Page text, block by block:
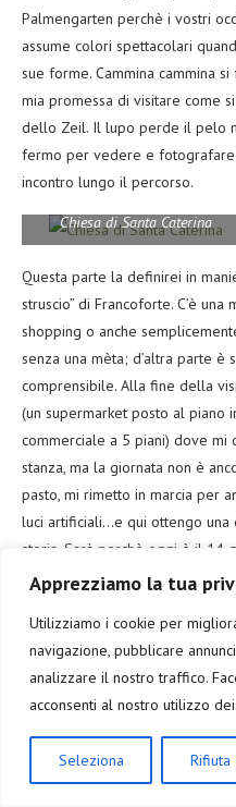
Apprezziamo la tua
Utilizziamo i cookie per
navigazione, pubblicare
analizzare il nostro traffico.
acconsenti al nostro utilizzo
Seleziona Rifiuta
Palmengarten perchè i vostri
assume colori spettacolari
sue forme. Cammina cammina
mia promessa di visitare come
dello Zeil. Il lupo perde il pelo
fermo per vedere e fotografare
incontro lungo il percorso.
Chiesa di Santa Caterina
Questa parte la definirei in
struscio” di Francoforte. C’è
shopping o anche
senza una mèta; d’altra parte
comprensibile. Alla fine della
(un supermarket posto al piano
commerciale a 5 piani) dove mi
stanza, ma la giornata non è
pasto, mi rimetto in marcia per
luci artificiali…e qui ottengo
storia. Sarà perchè oggi è il 14
serata estiva, ma la tristezza mi
completamente lasciato al buio;
passeggia ed i negozi sono tutti
Meno che ho percorso durante
luci ed è una cosa che mai mi
serale” degli abitanti locali è
che peccato mortale. Mi